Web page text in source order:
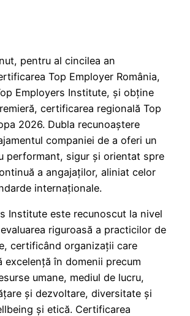
pentru al cincilea an
Top Employer România,
Employers Institute, și obține
certificarea regională Top
2026. Dubla recunoaștere
companiei de a oferi un
performant, sigur și orientat spre
a angajaților, aliniat celor
internaționale.
Institute este recunoscut la nivel
riguroasă a practicilor de
certificând organizații care
excelență în domenii precum
umane, mediul de lucru,
și dezvoltare, diversitate și
și etică. Certificarea